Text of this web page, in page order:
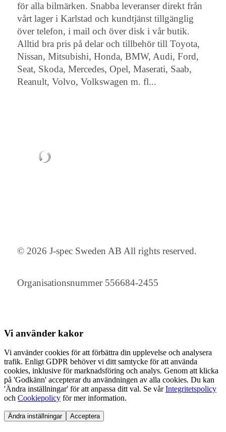
för alla bilmärken. Snabba leveranser direkt från
vårt lager i Karlstad och kundtjänst tillgänglig
över telefon, i mail och över disk i vår butik.
Alltid bra pris på delar och tillbehör till Toyota,
Nissan, Mitsubishi, Honda, BMW, Audi, Ford,
Seat, Skoda, Mercedes, Opel, Maserati, Saab,
Reanult, Volvo, Volkswagen m. fl...
© 2026 J-spec Sweden AB All rights reserved.
Organisationsnummer 556684-2455
Vi använder kakor
Vi använder cookies för att förbättra din upplevelse och analysera
trafik. Enligt GDPR behöver vi ditt samtycke för att använda
cookies, inklusive för marknadsföring och analys. Genom att klicka
på 'Godkänn' accepterar du användningen av alla cookies. Du kan
'Ändra inställningar' för att anpassa ditt val. Se vårIntegritetspolicy
och Cookiepolicy för mer information.
Ändra inställningar Acceptera